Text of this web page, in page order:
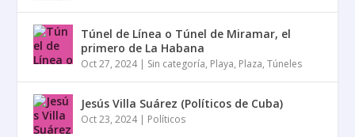
Túnel de Línea o Túnel de Miramar, el
primero de La Habana
Oct 27, 2024| Sin categoría, Playa, Plaza,Túneles
Jesús Villa Suárez (Políticos de Cuba)
Oct 23, 2024| Políticos